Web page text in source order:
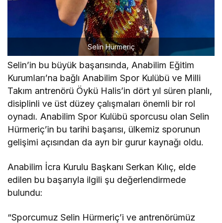
Selin Hürmeriç
Selin’in bu büyük başarısında, Anabilim Eğitim
Kurumları’na bağlı Anabilim Spor Kulübü ve Milli
Takım antrenörü Öykü Halis’in dört yıl süren planlı,
disiplinli ve üst düzey çalışmaları önemli bir rol
oynadı. Anabilim Spor Kulübü sporcusu olan Selin
Hürmeriç’in bu tarihi başarısı, ülkemiz sporunun
gelişimi açısından da ayrı bir gurur kaynağı oldu.
Anabilim İcra Kurulu Başkanı Serkan Kılıç, elde
edilen bu başarıyla ilgili şu değerlendirmede
bulundu:
“Sporcumuz Selin Hürmeriç’i ve antrenörümüz